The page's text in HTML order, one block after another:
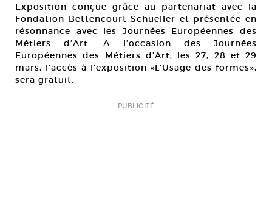
Exposition conçue grâce au partenariat avec la
Fondation Bettencourt Schueller et présentée en
résonnance avec les Journées Européennes des
Métiers d’Art. A l’occasion des Journées
Européennes des Métiers d’Art, les 27, 28 et 29
mars, l’accès à l’exposition «L’Usage des formes»,
sera gratuit.
PUBLICITÉ